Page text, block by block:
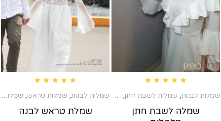
שמלות לבנות, שמלות לשבת חתן, שמלות מקסי
שמלה לשבת חתן
שמלות לבנות, שמלות טראש, שמלות כלה שניה
שמלת טראש לבנה